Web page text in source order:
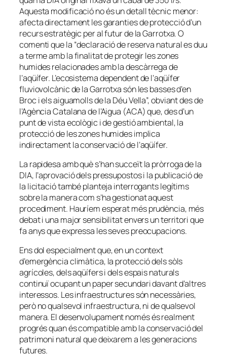
Aquesta modificació no és un detall tècnic menor:
afecta directament les garanties de protecció d’un
recurs estratègic per al futur de la Garrotxa. O
comenti que la “declaració de reserva natural es duu
a terme amb la finalitat de protegir les zones
humides relacionades amb la descàrrega de
l’aqüífer. L’ecosistema dependent de l’aqüífer
fluviovolcànic de la Garrotxa són les basses d’en
Broc i els aiguamolls de la Déu Vella”, obviant des de
l’Agència Catalana de l’Aigua (ACA) que, des d’un
punt de vista ecològic i de gestió ambiental, la
protecció de les zones humides implica
indirectament la conservació de l’aqüífer.
La rapidesa amb què s’han succeït la pròrroga de la
DIA, l’aprovació dels pressupostos i la publicació de
la licitació també planteja interrogants legítims
sobre la manera com s’ha gestionat aquest
procediment. Hauríem esperat més prudència, més
debat i una major sensibilitat envers un territori que
fa anys que expressa les seves preocupacions.
Ens dol especialment que, en un context
d’emergència climàtica, la protecció dels sòls
agrícoles, dels aqüífers i dels espais naturals
continuï ocupant un paper secundari davant d’altres
interessos. Les infraestructures són necessàries,
però no qualsevol infraestructura, ni de qualsevol
manera. El desenvolupament només és realment
progrés quan és compatible amb la conservació del
patrimoni natural que deixarem a les generacions
futures.